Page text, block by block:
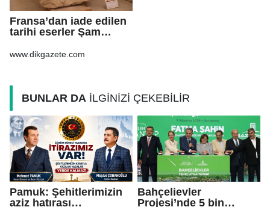
Fransa’dan iade edilen
tarihi eserler Şam
www.dikgazete.com
BUNLAR DA İLGİNİZİ ÇEKEBİLİR
Pamuk: Şehitlerimizin
aziz hatırası
Bahçelievler
Projesi’nde 5 bin